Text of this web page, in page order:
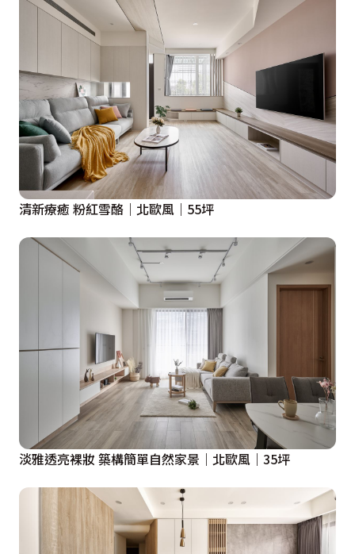
清新療癒 粉紅雪酪｜北歐風｜55坪
淡雅透亮裸妝 築構簡單自然家景｜北歐風｜35坪